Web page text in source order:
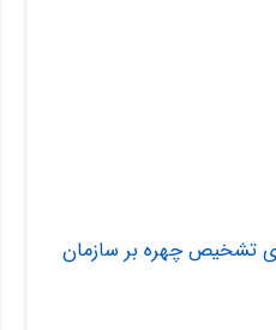
تشخیص چهره بر سازمان